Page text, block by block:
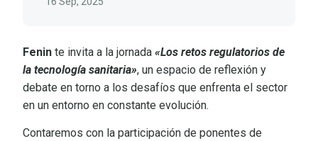
Fenin te invita a la jornada «Los retos regulatorios de
la tecnología sanitaria», un espacio de reflexión y
debate en torno a los desafíos que enfrenta el sector
en un entorno en constante evolución.
Contaremos con la participación de ponentes de